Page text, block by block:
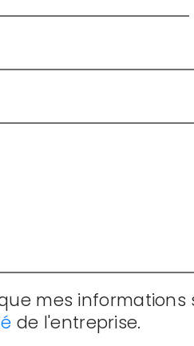
mes
de l'entreprise.